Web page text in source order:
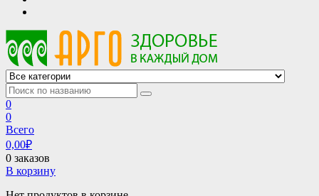
АРГО интернет магазин, доставка в Москве и по всей России
АРГО каталог каталог продукции, официальные цены
0
0
Всего
0,00₽
0 заказов
В корзину